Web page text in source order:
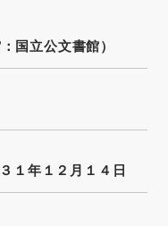
国立公文書館）
１年１２月１４日